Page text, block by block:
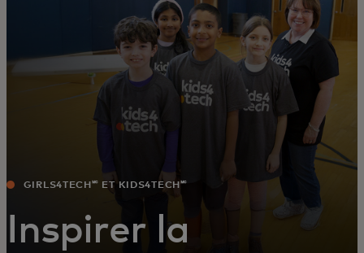
Actualités et tendances
GIRLS4TECH🅪 ET KIDS4TECH🅪
Inspirer la